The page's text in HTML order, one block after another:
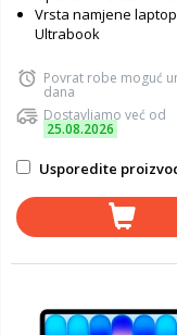
Vrsta namjene
Ultrabook
Povrat robe moguć
dana
Dostavljamo već od
25.08.2026
Usporedite